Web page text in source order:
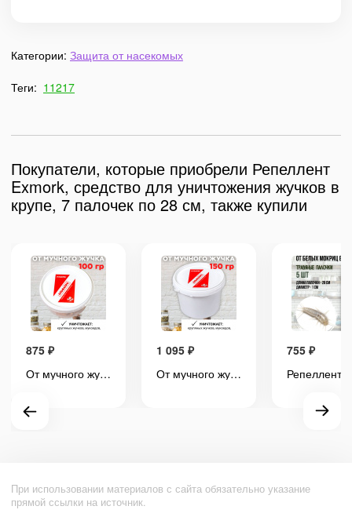
Категории: Защита от насекомых
Теги: 11217
Покупатели, которые приобрели Репеллент
Exmork, средство для уничтожения жучков в
крупе, 7 палочек по 28 см, также купили
875 ₽
От мучного жучка средство 100 грамм, натуральный состав, природные ингредиенты
1 095 ₽
От мучного жучка средство 150 грамм, натуральный состав, природные ингредиенты
755 ₽
При использовании материалов с сайта обязательно указание
прямой ссылки на источник.